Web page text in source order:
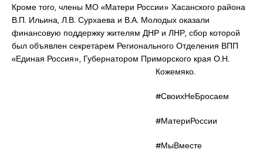
Кроме того, члены МО «Матери России» Хасанского района
В.П. Ильина, Л.В. Сурхаева и В.А. Молодых оказали
финансовую поддержку жителям ДНР и ЛНР, сбор которой
был объявлен секретарем Регионального Отделения ВПП
«Единая Россия», Губернатором Приморского края О.Н.
Кожемяко.
#СвоихНеБросаем
#МатериРоссии
#МыВместе